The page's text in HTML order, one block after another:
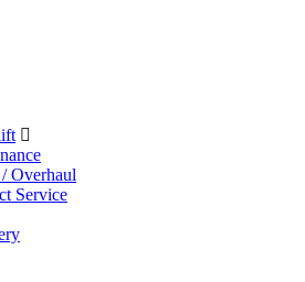
Overhaul
Service